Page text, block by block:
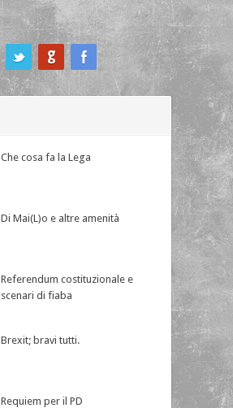
Che cosa fa la Lega
Di Mai(L)o e altre amenità
Referendum costituzionale e
scenari di fiaba
Brexit; bravi tutti.
Requiem per il PD